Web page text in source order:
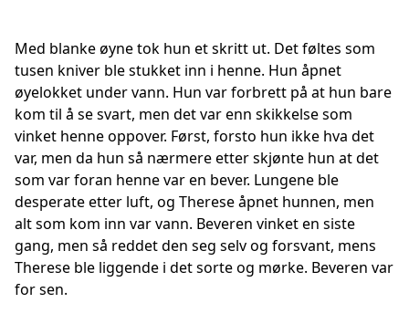
Med blanke øyne tok hun et skritt ut. Det føltes som
tusen kniver ble stukket inn i henne. Hun åpnet
øyelokket under vann. Hun var forbrett på at hun bare
kom til å se svart, men det var enn skikkelse som
vinket henne oppover. Først, forsto hun ikke hva det
var, men da hun så nærmere etter skjønte hun at det
som var foran henne var en bever. Lungene ble
desperate etter luft, og Therese åpnet hunnen, men
alt som kom inn var vann. Beveren vinket en siste
gang, men så reddet den seg selv og forsvant, mens
Therese ble liggende i det sorte og mørke. Beveren var
for sen.